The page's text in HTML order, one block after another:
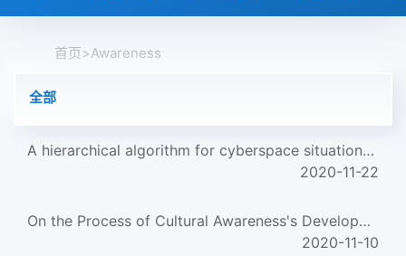
首页>Awareness
全部
A hierarchical algorithm for cyberspace situational awareness based on analytic hierarchy process
2020-11-22
On the Process of Cultural Awareness's Development
2020-11-10